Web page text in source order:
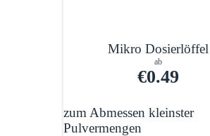
Mikro Dosierlöffel
ab
€0.49
zum Abmessen kleinster
Pulvermengen